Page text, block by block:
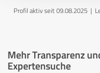
Profil aktiv seit 09.08.2025 |
Mehr Transparenz
Expertensuche